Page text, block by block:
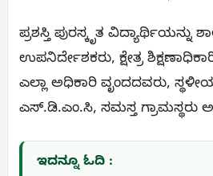
ಪ್ರಶಸ್ತಿ ಪುರಸ್ಕೃತ ವಿದ್ಯಾರ್ಥಿಯನ್ನು
ಉಪನಿರ್ದೇಶಕರು, ಕ್ಷೇತ್ರ
ಎಲ್ಲಾ ಅಧಿಕಾರಿ ವೃಂದದವರು,
ಎಸ್.ಡಿ.ಎಂ.ಸಿ, ಸಮಸ್ತ ಗ್ರಾಮಸ್ಥರು
ಇದನ್ನೂ ಓದಿ :